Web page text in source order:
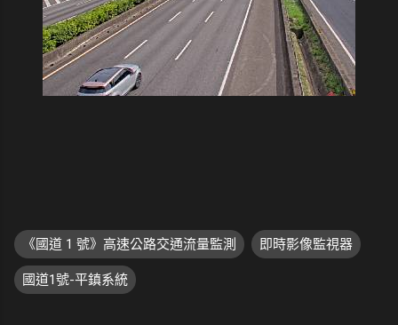
《國道 1 號》高速公路交通流量監測 即時影像監視器
國道1號-平鎮系統